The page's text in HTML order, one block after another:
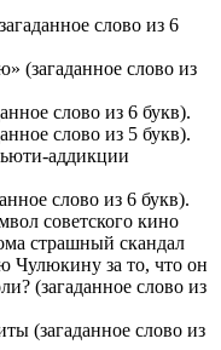
слово из 6
(загаданное слово из
слово из 6 букв).
слово из 5 букв).
аддикции
слово из 6 букв).
советского кино
страшный скандал
Чулюкину за то, что он
(загаданное слово из
(загаданное слово из